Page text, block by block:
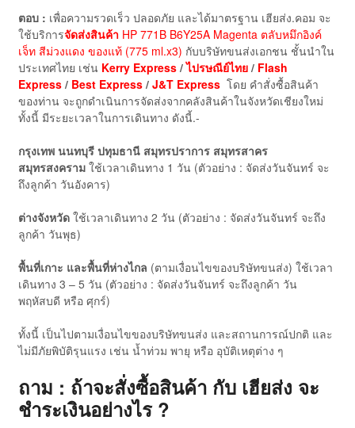
ตอบ : เพื่อความรวดเร็ว ปลอดภัย และได้มาตรฐาน เฮียส่ง.คอม จะ
ใช้บริการจัดส่งสินค้า HP 771B B6Y25A Magenta ตลับหมึกอิงค์
เจ็ท สีม่วงแดง ของแท้ (775 ml.x3) กับบริษัทขนส่งเอกชน ชั้นนำใน
ประเทศไทย เช่น Kerry Express/ไปรษณีย์ไทย/ Flash
Express/ Best Express/ J&T Expressโดย คำสั่งซื้อสินค้า
ของท่าน จะถูกดำเนินการจัดส่งจากคลังสินค้าในจังหวัดเชียงใหม่
ทั้งนี้ มีระยะเวลาในการเดินทาง ดังนี้.-
กรุงเทพ นนทบุรี ปทุมธานี สมุทรปราการ สมุทรสาคร
สมุทรสงครามใช้เวลาเดินทาง 1 วัน (ตัวอย่าง : จัดส่งวันจันทร์ จะ
ถึงลูกค้า วันอังคาร)
ต่างจังหวัดใช้เวลาเดินทาง 2 วัน (ตัวอย่าง : จัดส่งวันจันทร์ จะถึง
ลูกค้า วันพุธ)
พื้นที่เกาะ และพื้นที่ห่างไกล (ตามเงื่อนไขของบริษัทขนส่ง) ใช้เวลา
เดินทาง 3 – 5 วัน (ตัวอย่าง : จัดส่งวันจันทร์ จะถึงลูกค้า วัน
พฤหัสบดี หรือ ศุกร์)
ทั้งนี้ เป็นไปตามเงื่อนไขของบริษัทขนส่ง และสถานการณ์ปกติ และ
ไม่มีภัยพิบัติรุนแรง เช่น น้ำท่วม พายุ หรือ อุบัติเหตุต่าง ๆ
ถาม : ถ้าจะสั่งซื้อสินค้า กับ เฮียส่ง จะ
ชำระเงินอย่างไร ?